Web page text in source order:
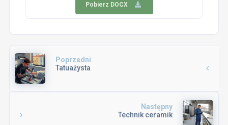
Pobierz DOCX
Poprzedni
Tatuażysta
Następny
Technik ceramik